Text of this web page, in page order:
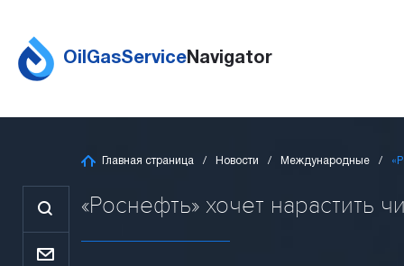
OilGasServiceNavigator
Главная страница Новости Международные
«Роснефть» хочет нарастить